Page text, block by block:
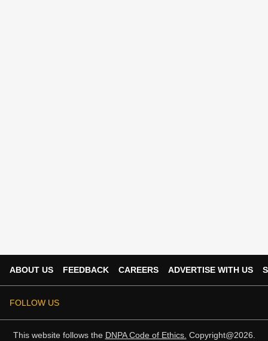
ABOUT US FEEDBACK CAREERS ADVERTISE WITH US
FOLLOW US
This website follows the DNPA Code of Ethics. Copyright@2026.